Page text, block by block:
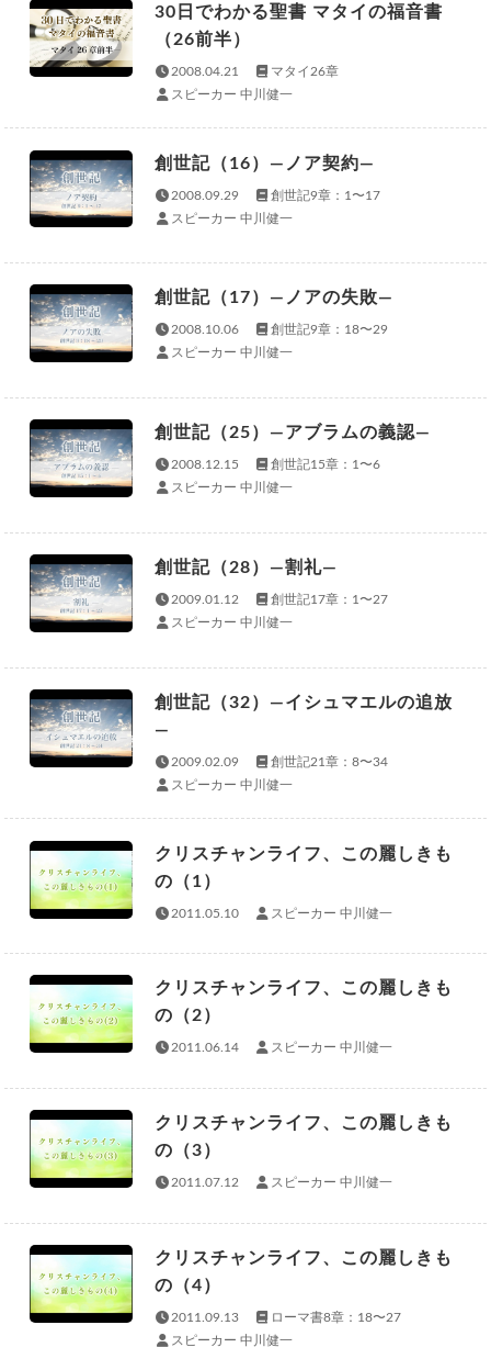
30日でわかる聖書 マタイの福音書
（26前半）
2008.04.21
マタイ26章
スピーカー 中川健一
創世記（16）—ノア契約—
2008.09.29
創世記9章：1〜17
スピーカー 中川健一
創世記（17）—ノアの失敗—
2008.10.06
創世記9章：18〜29
スピーカー 中川健一
創世記（25）—アブラムの義認—
2008.12.15
創世記15章：1〜6
スピーカー 中川健一
創世記（28）—割礼—
2009.01.12
創世記17章：1〜27
スピーカー 中川健一
創世記（32）—イシュマエルの追放
—
2009.02.09
創世記21章：8〜34
スピーカー 中川健一
クリスチャンライフ、この麗しきも
の（1）
2011.05.10 スピーカー 中川健一
クリスチャンライフ、この麗しきも
の（2）
2011.06.14 スピーカー 中川健一
クリスチャンライフ、この麗しきも
の（3）
2011.07.12 スピーカー 中川健一
クリスチャンライフ、この麗しきも
の（4）
2011.09.13
ローマ書8章：18〜27
スピーカー 中川健一